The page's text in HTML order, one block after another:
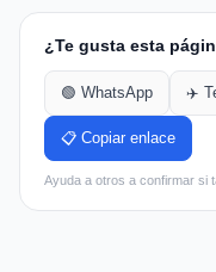
¿Te gusta esta
🟢 WhatsApp ✈️
📋 Copiar enlace
Ayuda a otros a confirmar si